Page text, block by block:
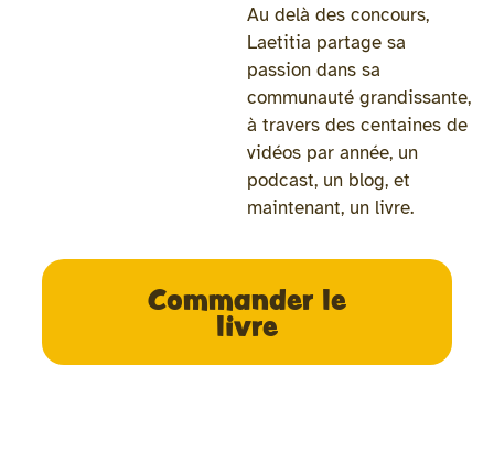
Au delà des concours,
Laetitia partage sa
passion dans sa
communauté grandissante,
à travers des centaines de
vidéos par année, un
podcast, un blog, et
maintenant, un livre.
Commander le
livre